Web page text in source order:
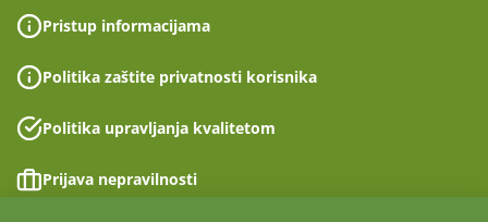
Pristup informacijama
Politika zaštite privatnosti korisnika
Politika upravljanja kvalitetom
Prijava nepravilnosti